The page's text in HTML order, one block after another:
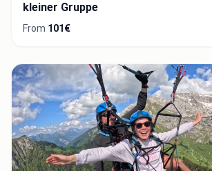
kleiner Gruppe
From 101€